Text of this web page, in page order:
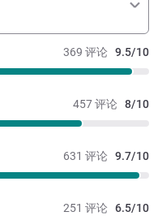
369 评论 9.5/10
457 评论 8/10
631 评论 9.7/10
251 评论 6.5/10